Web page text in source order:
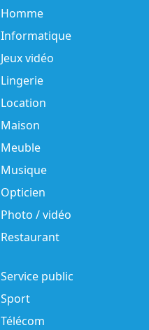
Homme
Informatique
Jeux vidéo
Lingerie
Location
Maison
Meuble
Musique
Opticien
Photo / vidéo
Restaurant
Service public
Sport
Télécom